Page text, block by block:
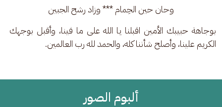
وحان حين الحِمام *** وزاد رشح الجبين
بوجاهة حبيبك الأمين اقبلنا يا الله على ما فينا، وأقبل بوجهك
الكريم علينا، وأصلح شأننا كله، والحمد لله رب العالمين.
ألبوم الصور